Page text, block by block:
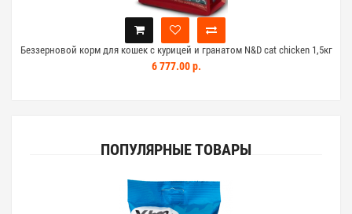
Беззерновой корм для кошек с курицей и гранатом N&D cat chicken 1,5кг
6 777.00 р.
ПОПУЛЯРНЫЕ ТОВАРЫ